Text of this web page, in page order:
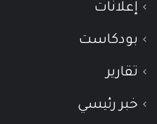
إعلانات
بودكاست
تقارير
خبر رئيسي